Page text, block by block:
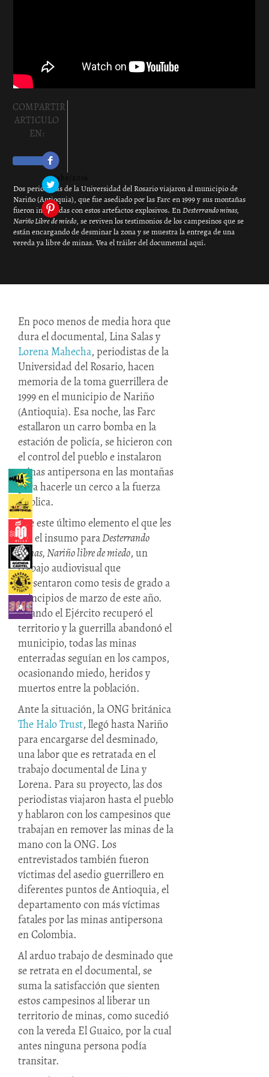
COMPARTIR
ARTICULO
EN:
P
2/abr/2016
Dos periodistas de la Universidad del Rosario viajaron al municipio de
Nariño (Antioquia), que fue asediado por las Farc en 1999 y sus montañas
fueron inundadas con estos artefactos explosivos. EnDesterrando minas,
Nariño Libre de miedo, se reviven los testimonios de los campesinos que se
están encargando de desminar la zona y se muestra la entrega de una
vereda ya libre de minas. Vea el tráiler del documental aquí.
En poco menos de media hora que
dura el documental, Lina Salas y
Lorena Mahecha, periodistas de la
Universidad del Rosario, hacen
memoria de la toma guerrillera de
1999 en el municipio de Nariño
(Antioquia). Esa noche, las Farc
estallaron un carro bomba en la
estación de policía, se hicieron con
el control del pueblo e instalaron
minas antipersona en las montañas
para hacerle un cerco a la fuerza
pública.
Fue este último elemento el que les
dio el insumo paraDesterrando
minas, Nariño libre de miedo, un
trabajo audiovisual que
presentaron como tesis de grado a
principios de marzo de este año.
Cuando el Ejército recuperó el
territorio y la guerrilla abandonó el
municipio, todas las minas
enterradas seguían en los campos,
ocasionando miedo, heridos y
muertos entre la población.
Ante la situación, la ONG británica
The Halo Trust, llegó hasta Nariño
para encargarse del desminado,
una labor que es retratada en el
trabajo documental de Lina y
Lorena. Para su proyecto, las dos
periodistas viajaron hasta el pueblo
y hablaron con los campesinos que
trabajan en remover las minas de la
mano con la ONG. Los
entrevistados también fueron
víctimas del asedio guerrillero en
diferentes puntos de Antioquia, el
departamento con más víctimas
fatales por las minas antipersona
en Colombia.
Al arduo trabajo de desminado que
se retrata en el documental, se
suma la satisfacción que sienten
estos campesinos al liberar un
territorio de minas, como sucedió
con la vereda El Guaico, por la cual
antes ninguna persona podía
transitar.